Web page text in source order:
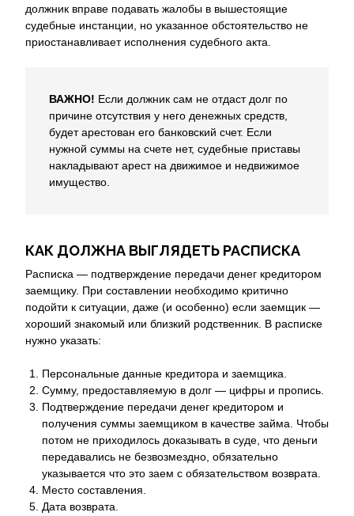
должник вправе подавать жалобы в вышестоящие
судебные инстанции, но указанное обстоятельство не
приостанавливает исполнения судебного акта.
ВАЖНО! Если должник сам не отдаст долг по
причине отсутствия у него денежных средств,
будет арестован его банковский счет. Если
нужной суммы на счете нет, судебные приставы
накладывают арест на движимое и недвижимое
имущество.
КАК ДОЛЖНА ВЫГЛЯДЕТЬ РАСПИСКА
Расписка — подтверждение передачи денег кредитором
заемщику. При составлении необходимо критично
подойти к ситуации, даже (и особенно) если заемщик —
хороший знакомый или близкий родственник. В расписке
нужно указать:
Персональные данные кредитора и заемщика.
Сумму, предоставляемую в долг — цифры и пропись.
Подтверждение передачи денег кредитором и
получения суммы заемщиком в качестве займа. Чтобы
потом не приходилось доказывать в суде, что деньги
передавались не безвозмездно, обязательно
указывается что это заем с обязательством возврата.
Место составления.
Дата возврата.